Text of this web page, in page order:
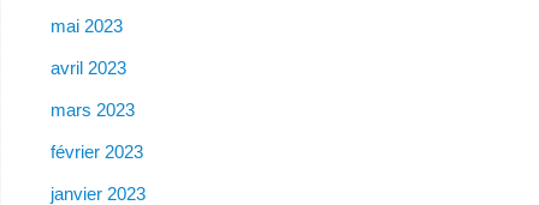
mai 2023
avril 2023
mars 2023
février 2023
janvier 2023